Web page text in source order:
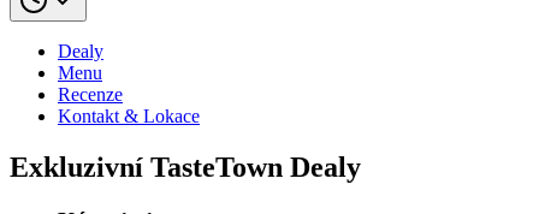
Dealy
Menu
Recenze
Kontakt & Lokace
Exkluzivní TasteTown Dealy